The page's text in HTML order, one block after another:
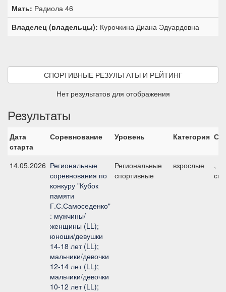
Мать: Радиола 46
Владелец (владельцы): Курочкина Диана Эдуардовна
СПОРТИВНЫЕ РЕЗУЛЬТАТЫ И РЕЙТИНГ
Нет результатов для отображения
Результаты
Дата
старта
Соревнование Уровень Категория
14.05.2026 Региональные
соревнования по
конкуру "Кубок
памяти
Г.С.Самоседенко"
: мужчины/
женщины (LL);
юноши/девушки
14-18 лет (LL);
мальчики/девочки
12-14 лет (LL);
мальчики/девочки
10-12 лет (LL);
Региональные
спортивные
взрослые
,
см